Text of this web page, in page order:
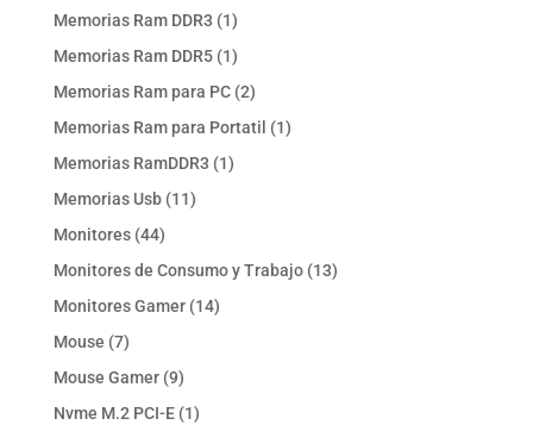
productos
Memorias Ram DDR3 11
producto
Memorias Ram DDR5 11
producto
Memorias Ram para PC 22
productos
Memorias Ram para Portatil 11
Memorias RamDDR3 11
Memorias Usb 1111
Monitores 4444
productos
Monitores de Consumo y Trabajo 1313
Monitores Gamer 1414
Mouse 77
productos
Mouse Gamer 99
productos
Nvme M.2 PCI-E 11